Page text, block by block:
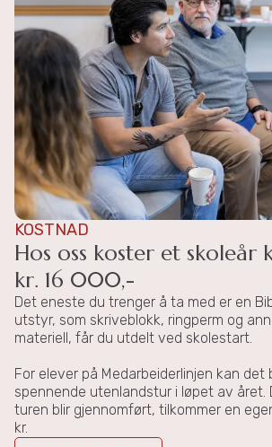
KOSTNAD
Hos oss koster et skoleår
kr. 16 000,-
Det eneste du trenger å ta med er en
utstyr, som skriveblokk, ringperm og
materiell, får du utdelt ved skolestart.
For elever på Medarbeiderlinjen kan det
spennende utenlandstur i løpet av året.
turen blir gjennomført, tilkommer en
kr.